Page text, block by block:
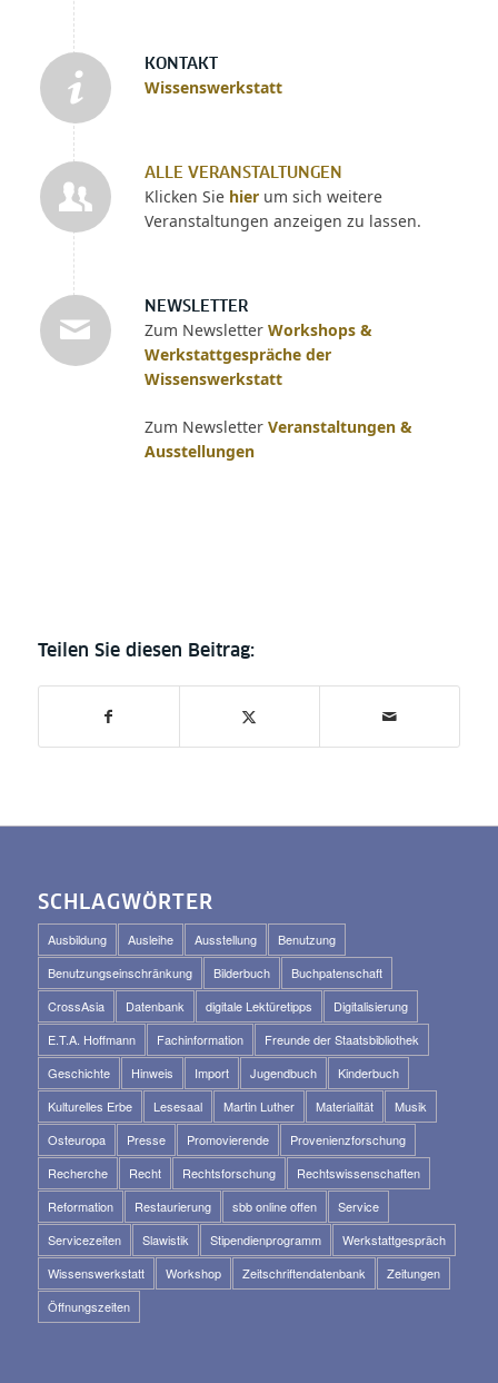
KONTAKT
Wissenswerkstatt
ALLE VERANSTALTUNGEN
Klicken Sie hierum sich weitere
Veranstaltungen anzeigen zu lassen.
NEWSLETTER
Zum Newsletter Workshops &
Werkstattgespräche der
Wissenswerkstatt
Zum Newsletter Veranstaltungen &
Ausstellungen
SCHLAGWÖRTER
Ausbildung Ausleihe Ausstellung
Benutzung
Benutzungseinschränkung
Bilderbuch
Buchpatenschaft
CrossAsia
Datenbank digitale Lektüretipps
Digitalisierung
E.T.A. Hoffmann
Fachinformation
Freunde der Staatsbibliothek
Geschichte
Hinweis Import Jugendbuch
Kinderbuch
Kulturelles Erbe
Lesesaal Martin Luther Materialität
Musik
Osteuropa
Presse Promovierende
Provenienzforschung
Recherche
Recht Rechtsforschung
Rechtswissenschaften
Reformation
Restaurierung sbb online offen
Service
Servicezeiten
Slawistik Stipendienprogramm
Werkstattgespräch
Wissenswerkstatt
Workshop Zeitschriftendatenbank
Zeitungen
Öffnungszeiten